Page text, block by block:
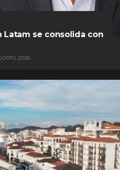
Latam se consolida con
2026